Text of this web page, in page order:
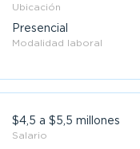
Ubicación
Presencial
Modalidad laboral
$4,5 a $5,5 millones
Salario